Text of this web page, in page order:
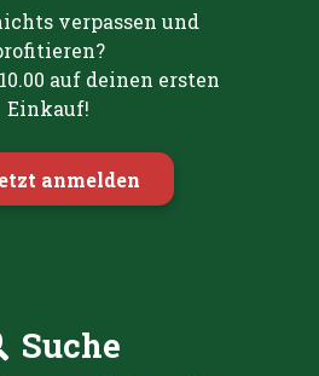
verpassen und
auf deinen ersten
Einkauf!
anmelden
Suche